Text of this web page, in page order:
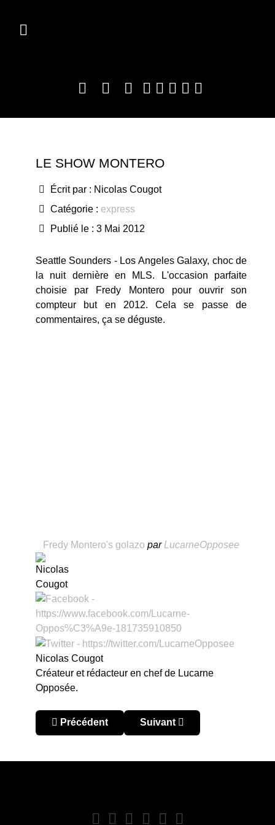
LE SHOW MONTERO
Écrit par : Nicolas Cougot
Catégorie : express
Publié le : 3 Mai 2012
Seattle Sounders - Los Angeles Galaxy, choc de
la nuit dernière en MLS. L'occasion parfaite
choisie par Fredy Montero pour ouvrir son
compteur but en 2012. Cela se passe de
commentaires, ça se déguste.
Fredy Montero's golazo par LucarneOpposee
Nicolas Cougot
Créateur et rédacteur en chef de Lucarne
Opposée.
Article précédent : Blandi s'envole
Précédent Article suivant : Silva décolle
Suivant